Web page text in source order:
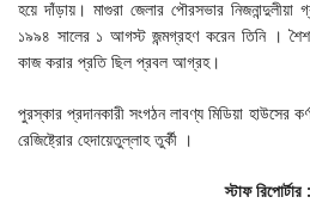
হয়ে দাঁড়ায়। মাগুরা জেলার পৌরসভার
১৯৯৪ সালের ১ আগস্ট জন্মগ্রহণ করেন তিনি ।
কাজ করার প্রতি ছিল প্রবল আগ্রহ।
পুরস্কার প্রদানকারী সংগঠন লাবণ্য মিডিয়া হাউসের
রেজিষ্ট্রোর হেদায়েতুল্লাহ তুর্কী ।
স্টাফরিপোর্টার :